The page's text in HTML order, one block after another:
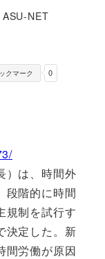
著
ASU-NET
0
クマーク
）は、時間外
段階的に時間
規制を試行す
決定した。新
間労働が原因